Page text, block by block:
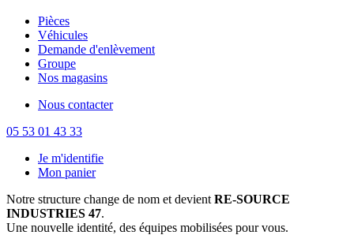
Pièces
Véhicules
Demande d'enlèvement
Groupe
Nos magasins
Nous contacter
05 53 01 43 33
Je m'identifie
Mon panier
Notre structure change de nom et devient RE-SOURCE
INDUSTRIES 47.
Une nouvelle identité, des équipes mobilisées pour vous.